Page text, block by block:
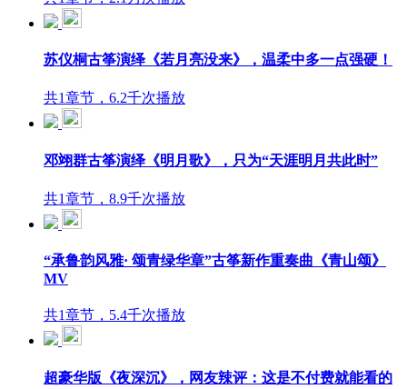
苏仪桐古筝演绎《若月亮没来》，温柔中多一点强硬！
共1章节，6.2千次播放
邓翊群古筝演绎《明月歌》，只为“天涯明月共此时”
共1章节，8.9千次播放
“承鲁韵风雅· 颂青绿华章”古筝新作重奏曲《青山颂》
MV
共1章节，5.4千次播放
超豪华版《夜深沉》，网友辣评：这是不付费就能看的